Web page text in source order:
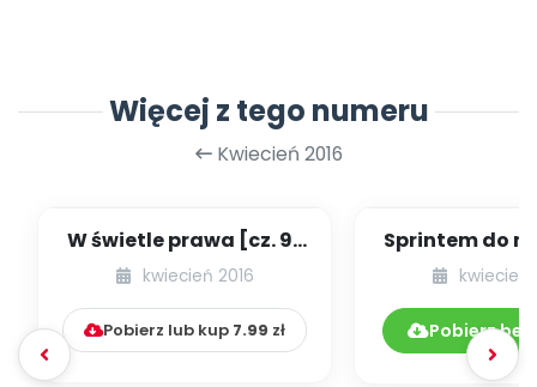
Więcej z tego numeru
Kwiecień 2016
W świetle prawa [cz. 9]
[kącik eksperta]
kwiecień 2016
Pobierz lub kup 7.99 zł
Sprintem do
- II
MARATON
kwiecień
Pobierz